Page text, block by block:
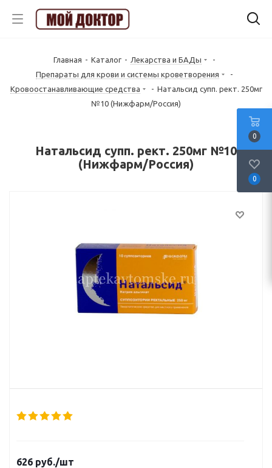
Главная - Каталог - Лекарства и БАДы
-
Препараты для крови и системы кроветворения
-
Кровоостанавливающие средства
- Натальсид супп. рект. 250мг
№10 (Нижфарм/Россия)
Натальсид супп. рект. 250мг №10
(Нижфарм/Россия)
626 руб./шт
0
0